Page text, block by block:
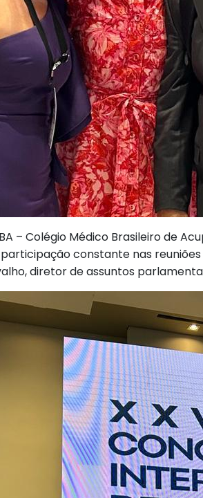
– Colégio Médico Brasileiro de
constante nas
diretor de assuntos